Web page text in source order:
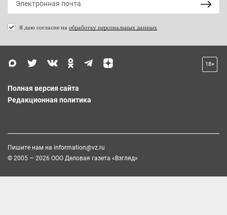
Я даю согласие на обработку персональных данных
18+
Полная версия сайта
Редакционная политика
Пишите нам на information@vz.ru
© 2005 — 2026 ООО Деловая газета «Взгляд»